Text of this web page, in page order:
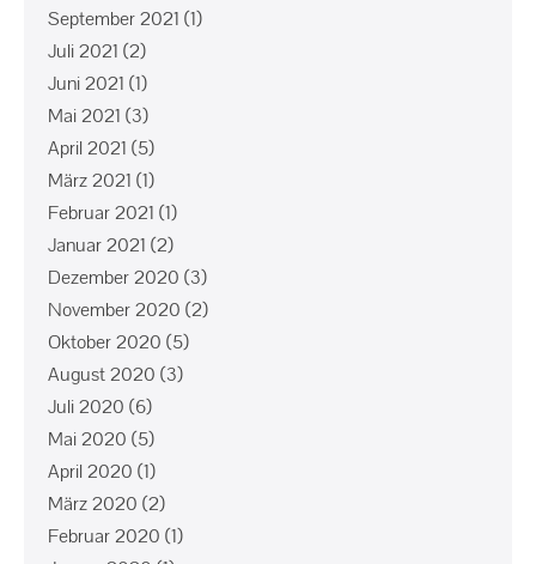
September 2021 (1)
Juli 2021 (2)
Juni 2021 (1)
Mai 2021 (3)
April 2021 (5)
März 2021 (1)
Februar 2021 (1)
Januar 2021 (2)
Dezember 2020 (3)
November 2020 (2)
Oktober 2020 (5)
August 2020 (3)
Juli 2020 (6)
Mai 2020 (5)
April 2020 (1)
März 2020 (2)
Februar 2020 (1)